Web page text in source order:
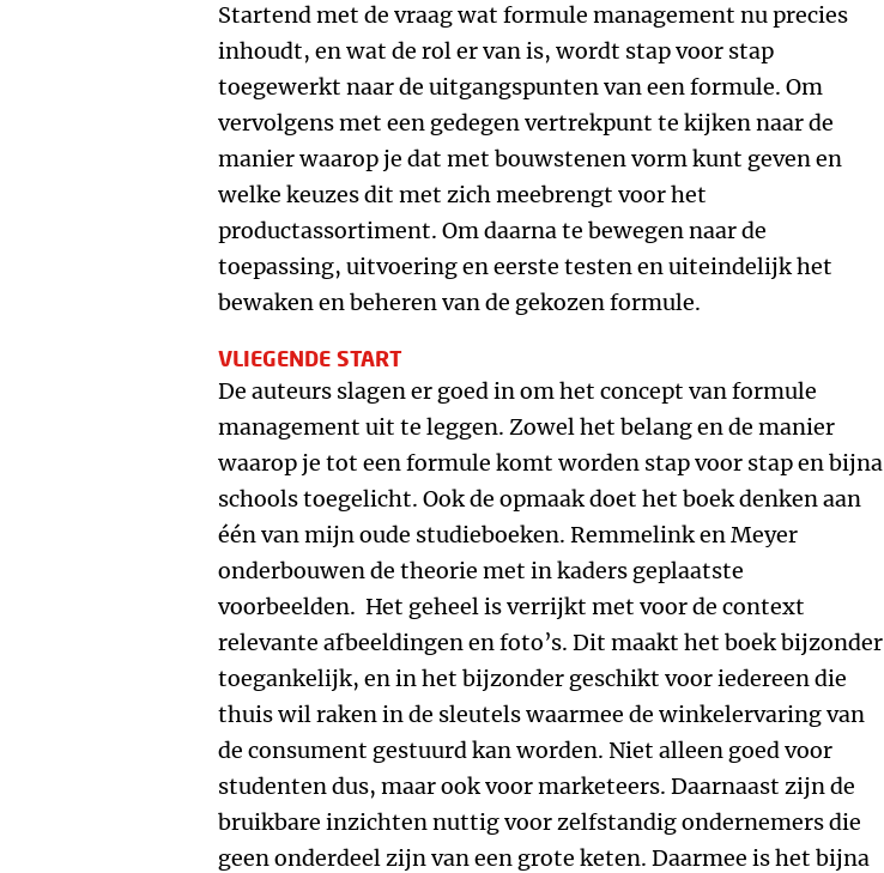
Startend met de vraag wat formule management nu precies
inhoudt, en wat de rol er van is, wordt stap voor stap
toegewerkt naar de uitgangspunten van een formule. Om
vervolgens met een gedegen vertrekpunt te kijken naar de
manier waarop je dat met bouwstenen vorm kunt geven en
welke keuzes dit met zich meebrengt voor het
productassortiment. Om daarna te bewegen naar de
toepassing, uitvoering en eerste testen en uiteindelijk het
bewaken en beheren van de gekozen formule.
VLIEGENDE START
De auteurs slagen er goed in om het concept van formule
management uit te leggen. Zowel het belang en de manier
waarop je tot een formule komt worden stap voor stap en bijna
schools toegelicht. Ook de opmaak doet het boek denken aan
één van mijn oude studieboeken. Remmelink en Meyer
onderbouwen de theorie met in kaders geplaatste
voorbeelden. Het geheel is verrijkt met voor de context
relevante afbeeldingen en foto’s. Dit maakt het boek bijzonder
toegankelijk, en in het bijzonder geschikt voor iedereen die
thuis wil raken in de sleutels waarmee de winkelervaring van
de consument gestuurd kan worden. Niet alleen goed voor
studenten dus, maar ook voor marketeers. Daarnaast zijn de
bruikbare inzichten nuttig voor zelfstandig ondernemers die
geen onderdeel zijn van een grote keten. Daarmee is het bijna